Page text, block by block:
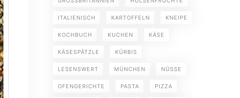
ITALIENISCH KARTOFFELN KNEIPE
KOCHBUCH KUCHEN KÄSE
KÄSESPÄTZLE KÜRBIS
LESENSWERT MÜNCHEN NÜSSE
OFENGERICHTE PASTA PIZZA